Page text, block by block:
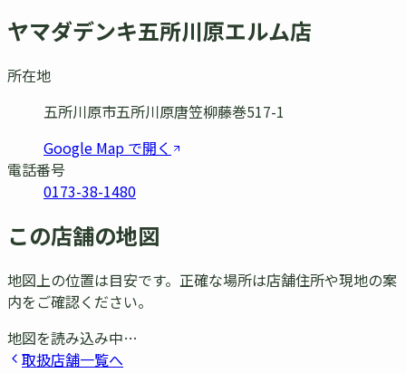
ヤマダデンキ五所川原エルム店
所在地
五所川原市五所川原唐笠柳藤巻517-1
Google Map で開く
電話番号
0173-38-1480
この店舗の地図
地図上の位置は目安です。正確な場所は店舗住所や現地の案
内をご確認ください。
地図を読み込み中…
取扱店舗一覧へ